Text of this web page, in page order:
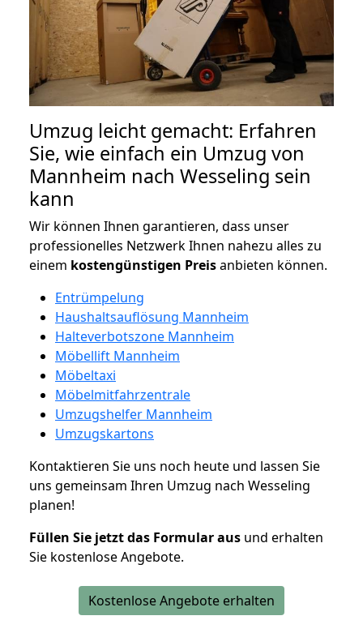
Umzug leicht gemacht: Erfahren
Sie, wie einfach ein Umzug von
Mannheim nach Wesseling sein
kann
Wir können Ihnen garantieren, dass unser
professionelles Netzwerk Ihnen nahezu alles zu
einem kostengünstigen Preisanbieten können.
Entrümpelung
Haushaltsauflösung Mannheim
Halteverbotszone Mannheim
Möbellift Mannheim
Möbeltaxi
Möbelmitfahrzentrale
Umzugshelfer Mannheim
Umzugskartons
Kontaktieren Sie uns noch heute und lassen Sie
uns gemeinsam Ihren Umzug nach Wesseling
planen!
Füllen Sie jetzt das Formular aus und erhalten
Sie kostenlose Angebote.
Kostenlose Angebote erhalten